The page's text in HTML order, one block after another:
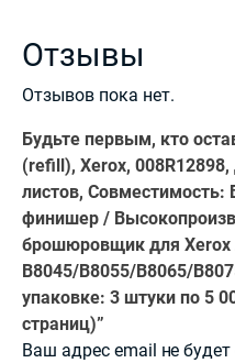
Отзывы
Отзывов пока нет.
Будьте первым, кто
(refill), Xerox,
листов,
финишер /
брошюровщик для Xerox
B8045/B8055/B8065/
упаковке: 3 штуки по 5
страниц)”
Ваш адрес email не